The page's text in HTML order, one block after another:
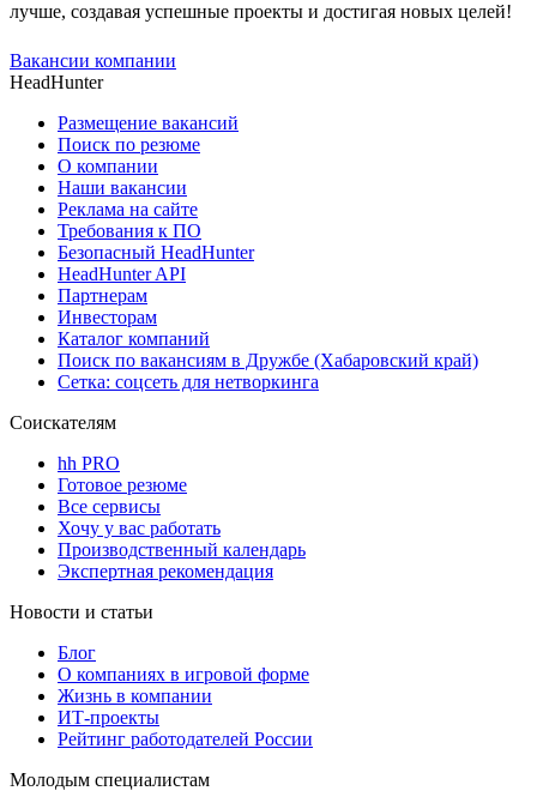
лучше, создавая успешные проекты и достигая новых целей!
Вакансии компании
HeadHunter
Размещение вакансий
Поиск по резюме
О компании
Наши вакансии
Реклама на сайте
Требования к ПО
Безопасный HeadHunter
HeadHunter API
Партнерам
Инвесторам
Каталог компаний
Поиск по вакансиям в Дружбе (Хабаровский край)
Сетка: соцсеть для нетворкинга
Соискателям
hh PRO
Готовое резюме
Все сервисы
Хочу у вас работать
Производственный календарь
Экспертная рекомендация
Новости и статьи
Блог
О компаниях в игровой форме
Жизнь в компании
ИТ-проекты
Рейтинг работодателей России
Молодым специалистам